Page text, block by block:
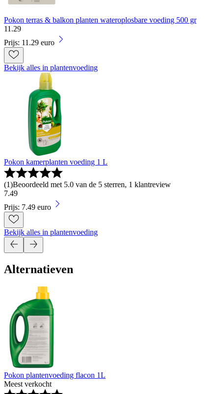
Pokon terras & balkon planten wateroplosbare voeding 500 gr
11 .29
Prijs: 11.29 euro
Bekijk alles in plantenvoeding
Pokon kamerplanten voeding 1 L
(1)Beoordeeld met 5.0 van de 5 sterren, 1 klantreview
7.49
Prijs: 7.49 euro
Bekijk alles in plantenvoeding
Alternatieven
Pokon plantenvoeding flacon 1L
Meest verkocht